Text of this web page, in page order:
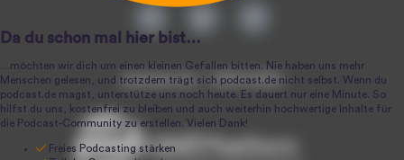
podcast.de ~ 2004-2026